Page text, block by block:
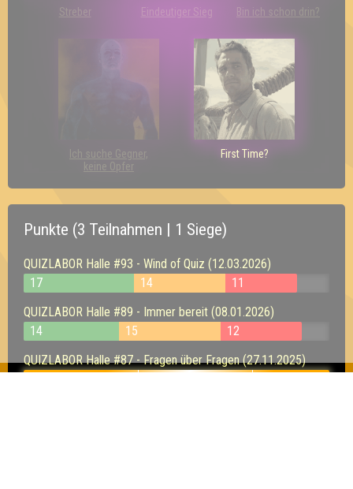
Streber Eindeutiger Sieg Bin ich schon drin?
Ich suche Gegner,
keine Opfer
First Time?
Punkte (3 Teilnahmen | 1 Siege)
QUIZLABOR Halle #93 - Wind of Quiz (12.03.2026)
17
14
11
QUIZLABOR Halle #89 - Immer bereit (08.01.2026)
14
15
12
QUIZLABOR Halle #87 - Fragen über Fragen (27.11.2025)